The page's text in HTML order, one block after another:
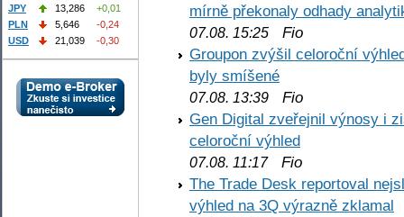
mírně překonaly odhady
07.08. 15:25 Fio
Groupon zvýšil celoroční
byly smíšené
07.08. 13:39 Fio
Gen Digital zveřejnil výnosy i
celoroční výhled
07.08. 11:17Fio
The Trade Desk reportoval
výhled na 3Q výrazně zklamal
JPY
13,286
+0,01
PLN
5,646
-0,24
USD
21,039 -0,30